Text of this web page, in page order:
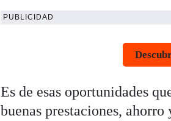
PUBLICIDAD
Es de esas oportunidades
buenas prestaciones,